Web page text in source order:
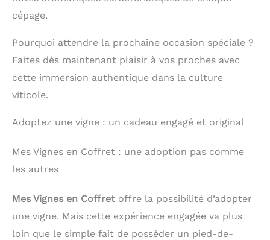
cépage.
Pourquoi attendre la prochaine occasion spéciale ?
Faites dès maintenant plaisir à vos proches avec
cette immersion authentique dans la culture
viticole.
Adoptez une vigne : un cadeau engagé et original
Mes Vignes en Coffret : une adoption pas comme
les autres
Mes Vignes en Coffret offre la possibilité d’adopter
une vigne. Mais cette expérience engagée va plus
loin que le simple fait de posséder un pied-de-